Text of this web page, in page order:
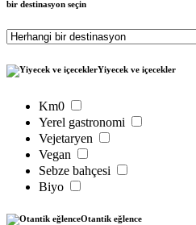
bir destinasyon seçin
Yiyecek ve içecekler
Km0
Yerel gastronomi
Vejetaryen
Vegan
Sebze bahçesi
Biyo
Otantik eğlence